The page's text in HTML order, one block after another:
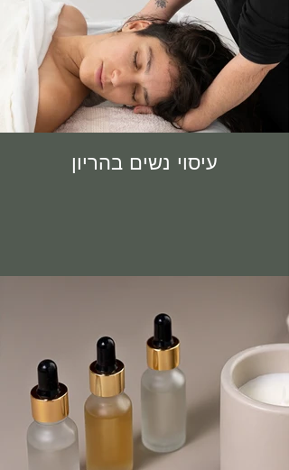
עיסוי נשים בהריון